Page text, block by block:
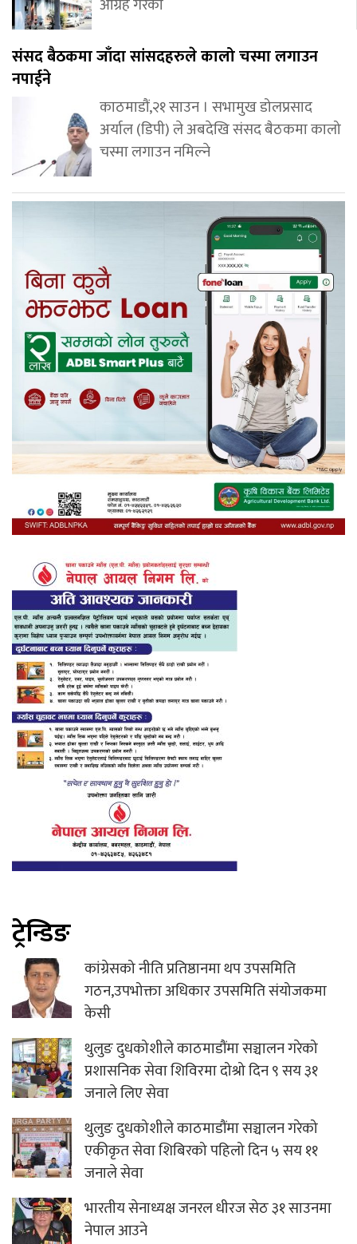
संसद बैठकमा जाँदा सांसदहरुले कालो चस्मा लगाउन
नपाईने
काठमाडौं,२१ साउन । सभामुख डोलप्रसाद
अर्याल (डिपी) ले अबदेखि संसद बैठकमा कालो
चस्मा लगाउन नमिल्ने
ट्रेन्डिङ
कांग्रेसको नीति प्रतिष्ठानमा थप उपसमिति
गठन,उपभोक्ता अधिकार उपसमिति संयोजकमा
केसी
थुलुङ दुधकोशीले काठमाडौंमा सञ्चालन गरेको
प्रशासनिक सेवा शिविरमा दोश्रो दिन ९ सय ३१
जनाले लिए सेवा
थुलुङ दुधकोशीले काठमाडौंमा सञ्चालन गरेको
एकीकृत सेवा शिबिरको पहिलो दिन ५ सय ११
जनाले सेवा
भारतीय सेनाध्यक्ष जनरल धीरज सेठ ३१ साउनमा
नेपाल आउने